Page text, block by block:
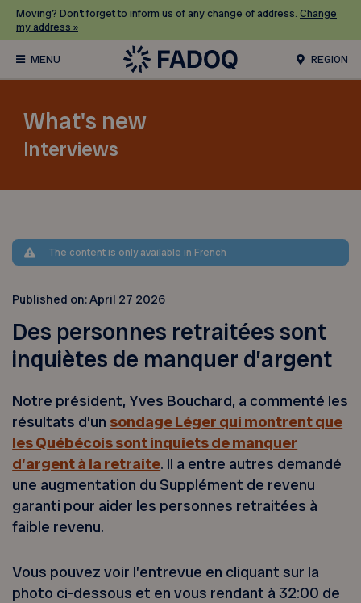
Moving? Don’t forget to inform us of any change of address. Change
my address »
REGION
What's new
Interviews
The content is only available in French
Published on:April 27 2026
Des personnes retraitées sont
inquiètes de manquer d’argent
Notre président, Yves Bouchard, a commenté les
résultats d’un sondage Léger qui montrent que
les Québécois sont inquiets de manquer
d’argent à la retraite. Il a entre autres demandé
une augmentation du Supplément de revenu
garanti pour aider les personnes retraitées à
faible revenu.​
Vous pouvez voir l’entrevue en cliquant sur la
photo ci-dessous et en vous rendant à 32:00 de